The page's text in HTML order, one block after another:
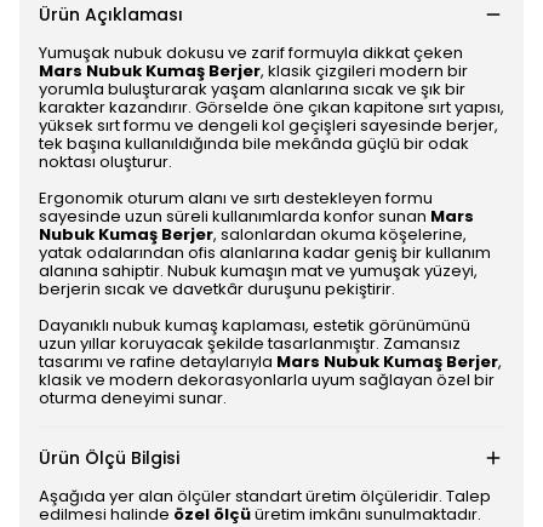
Ürün Açıklaması
Yumuşak nubuk dokusu ve zarif formuyla dikkat çeken
Mars Nubuk Kumaş Berjer, klasik çizgileri modern bir
yorumla buluşturarak yaşam alanlarına sıcak ve şık bir
karakter kazandırır. Görselde öne çıkan kapitone sırt yapısı,
yüksek sırt formu ve dengeli kol geçişleri sayesinde berjer,
tek başına kullanıldığında bile mekânda güçlü bir odak
noktası oluşturur.
Ergonomik oturum alanı ve sırtı destekleyen formu
sayesinde uzun süreli kullanımlarda konfor sunan Mars
Nubuk Kumaş Berjer, salonlardan okuma köşelerine,
yatak odalarından ofis alanlarına kadar geniş bir kullanım
alanına sahiptir. Nubuk kumaşın mat ve yumuşak yüzeyi,
berjerin sıcak ve davetkâr duruşunu pekiştirir.
Dayanıklı nubuk kumaş kaplaması, estetik görünümünü
uzun yıllar koruyacak şekilde tasarlanmıştır. Zamansız
tasarımı ve rafine detaylarıyla Mars Nubuk Kumaş Berjer,
klasik ve modern dekorasyonlarla uyum sağlayan özel bir
oturma deneyimi sunar.
Ürün Ölçü Bilgisi
Aşağıda yer alan ölçüler standart üretim ölçüleridir. Talep
edilmesi halinde özel ölçüüretim imkânı sunulmaktadır.